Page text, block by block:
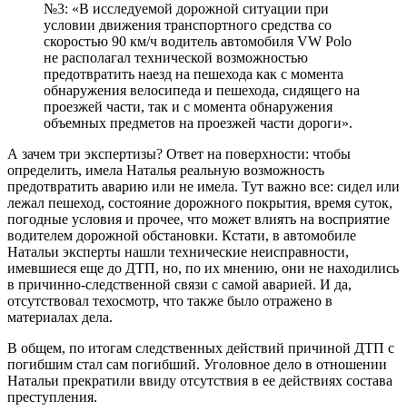
№3: «В исследуемой дорожной ситуации при
условии движения транспортного средства со
скоростью 90 км/ч водитель автомобиля VW Polo
не располагал технической возможностью
предотвратить наезд на пешехода как с момента
обнаружения велосипеда и пешехода, сидящего на
проезжей части, так и с момента обнаружения
объемных предметов на проезжей части дороги».
А зачем три экспертизы? Ответ на поверхности: чтобы
определить, имела Наталья реальную возможность
предотвратить аварию или не имела. Тут важно все: сидел или
лежал пешеход, состояние дорожного покрытия, время суток,
погодные условия и прочее, что может влиять на восприятие
водителем дорожной обстановки. Кстати, в автомобиле
Натальи эксперты нашли технические неисправности,
имевшиеся еще до ДТП, но, по их мнению, они не находились
в причинно-следственной связи с самой аварией. И да,
отсутствовал техосмотр, что также было отражено в
материалах дела.
В общем, по итогам следственных действий причиной ДТП с
погибшим стал сам погибший. Уголовное дело в отношении
Натальи прекратили ввиду отсутствия в ее действиях состава
преступления.